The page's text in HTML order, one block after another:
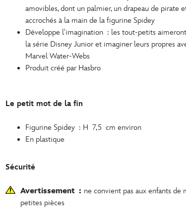
amovibles, dont un palmier, un drapeau de pirate
accrochés à la main de la figurine Spidey
Développe l'imagination : les tout-petits
la série Disney Junior et imaginer leurs propres
Marvel Water-Webs
Produit créé par Hasbro
Le petit mot de la fin
Figurine Spidey : H 7,5 cm environ
En plastique
Sécurité
Avertissement : ne convient pas aux enfants
petites pièces